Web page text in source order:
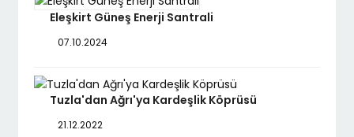
Eleşkirt Güneş Enerji Santrali
07.10.2024
Tuzla'dan Ağrı'ya Kardeşlik Köprüsü
21.12.2022